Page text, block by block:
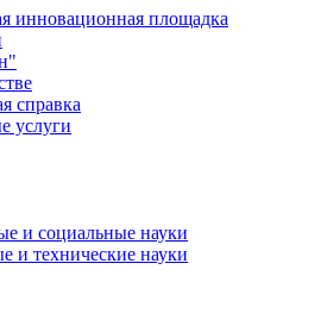
инновационная площадка
справка
услуги
и социальные науки
и технические науки